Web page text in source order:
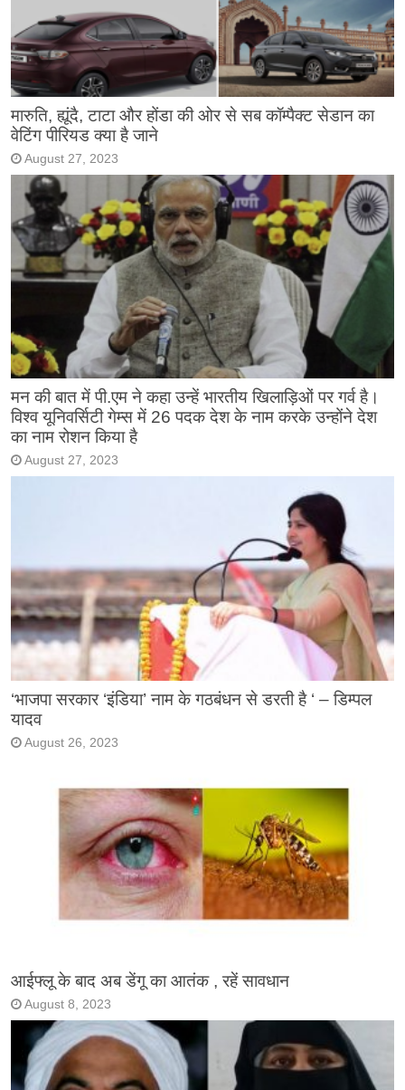
मारुति, ह्यूंदै, टाटा और होंडा की ओर से सब कॉम्पैक्ट सेडान का
वेटिंग पीरियड क्या है जाने
August 27, 2023
मन की बात में पी.एम ने कहा उन्हें भारतीय खिलाड़िओं पर गर्व है।
विश्व यूनिवर्सिटी गेम्स में 26 पदक देश के नाम करके उन्होंने देश
का नाम रोशन किया है
August 27, 2023
‘भाजपा सरकार ‘इंडिया’ नाम के गठबंधन से डरती है ‘ – डिम्पल
यादव
August 26, 2023
आईफ्लू के बाद अब डेंगू का आतंक , रहें सावधान
August 8, 2023